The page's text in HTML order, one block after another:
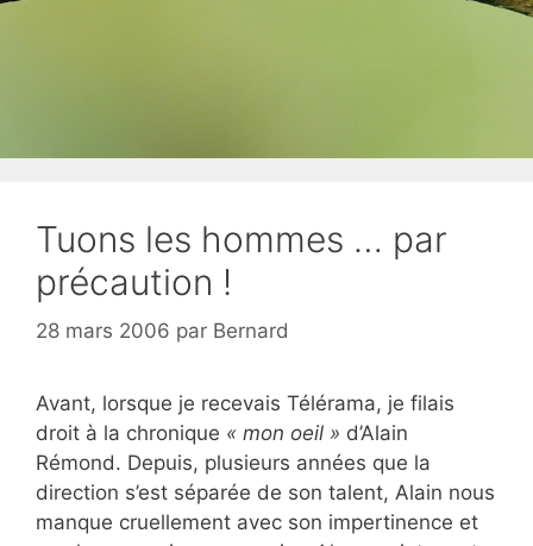
Tuons les hommes … par
précaution !
28 mars 2006 par Bernard
Avant, lorsque je recevais Télérama, je filais
droit à la chronique « mon oeil » d’Alain
Rémond. Depuis, plusieurs années que la
direction s’est séparée de son talent, Alain nous
manque cruellement avec son impertinence et